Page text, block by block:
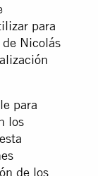
para
Nicolás
para
los
de los